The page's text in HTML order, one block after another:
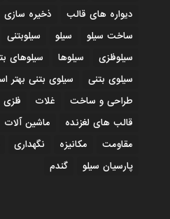
دیواره های قالب
ذخیره سازی
ساخت سیلو
سیلو سیلوبتنی
سیلوفلزی
سیلوها سیلوهای
سیلوی بتنی
سیلوی بتنی بهتر
طراحی و ساخت
غلات فلزی
قالب های لغزنده
ماشین آلات
مقاومت
مکانیزه نگهداری
پارسیان سیلو
گندم